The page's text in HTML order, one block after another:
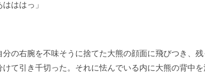
はははっ」
の右腕を不味そうに捨てた大熊の顔面に飛びつき、
けて引き千切った。それに怯んでいる内に大熊の背中